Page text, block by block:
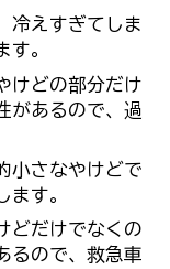
冷えすぎてしま
す。
けどの部分だけ
があるので、過
小さなやけどで
ます。
どだけでなくの
るので、救急車